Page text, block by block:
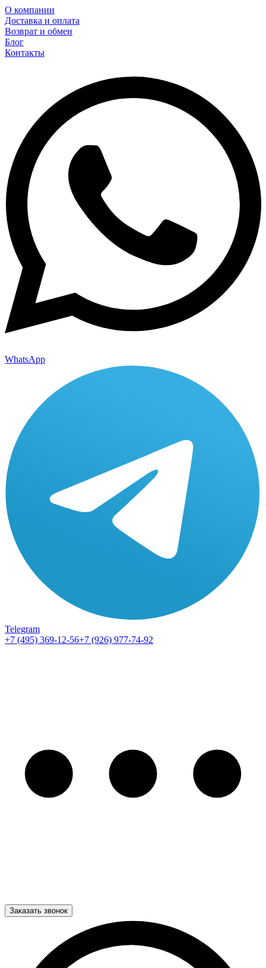
О компании
Доставка и оплата
Возврат и обмен
Блог
Контакты
WhatsApp
Telegram
+7 (495) 369-12-56+7 (926) 977-74-92
Заказать звонок